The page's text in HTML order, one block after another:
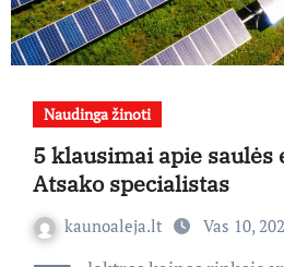
Naudinga žinoti
5 klausimai apie saulės
Atsako specialistas
kaunoaleja.lt Vas 10,